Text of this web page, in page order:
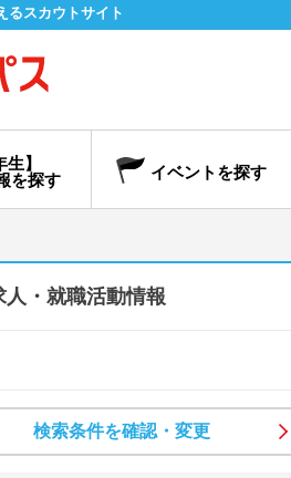
るスカウトサイト
生】
を探す
イベントを探す
・就職活動情報
検索条件を確認・変更